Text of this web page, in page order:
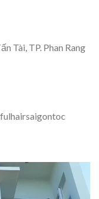
Tài, TP. Phan Rang